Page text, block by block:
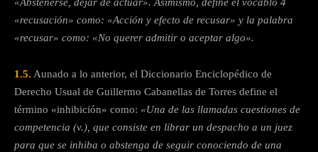
«recusación» como: «Acción y efecto de recusar» y la palabra
«recusar» como: «No querer admitir o aceptar algo».
1.5. Aunado a lo anterior, el Diccionario Enciclopédico de
Derecho Usual de Guillermo Cabanellas de Torres define el
término «inhibición» como: «Una de las llamadas cuestiones de
competencia (v.), que consiste en librar un despacho a un juez
para que se inhiba o abstenga de seguir conociendo de una